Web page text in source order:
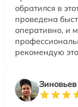
обратился в
проведена
оперативно, и
рекомендую